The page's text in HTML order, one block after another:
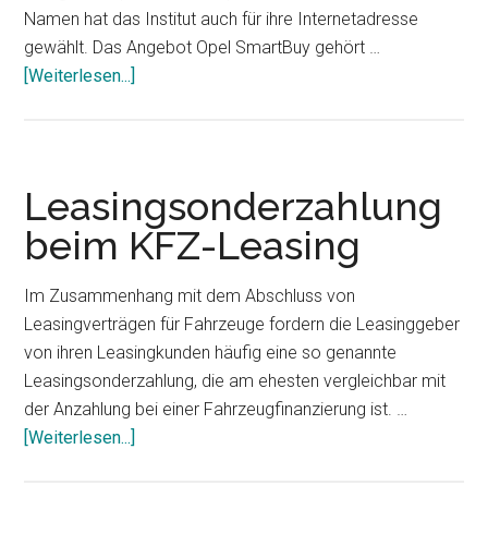
Namen hat das Institut auch für ihre Internetadresse
gewählt. Das Angebot Opel SmartBuy gehört …
[Weiterlesen...]
Leasingsonderzahlung
beim KFZ-Leasing
Im Zusammenhang mit dem Abschluss von
Leasingverträgen für Fahrzeuge fordern die Leasinggeber
von ihren Leasingkunden häufig eine so genannte
Leasingsonderzahlung, die am ehesten vergleichbar mit
der Anzahlung bei einer Fahrzeugfinanzierung ist. …
[Weiterlesen...]